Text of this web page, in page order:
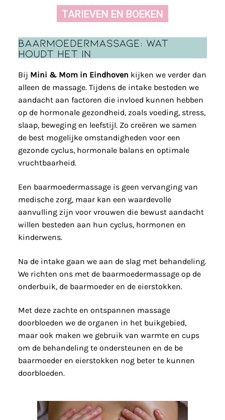
TARIEVEN EN BOEKEN
Baarmoedermassage: wat
houdt het in
Bij Mini & Mom in Eindhoven kijken we verder dan
alleen de massage. Tijdens de intake besteden we
aandacht aan factoren die invloed kunnen hebben
op de hormonale gezondheid, zoals voeding, stress,
slaap, beweging en leefstijl. Zo creëren we samen
de best mogelijke omstandigheden voor een
gezonde cyclus, hormonale balans en optimale
vruchtbaarheid.
Een baarmoedermassage is geen vervanging van
medische zorg, maar kan een waardevolle
aanvulling zijn voor vrouwen die bewust aandacht
willen besteden aan hun cyclus, hormonen en
kinderwens.
Na de intake gaan we aan de slag met behandeling.
We richten ons met de baarmoedermassage op de
onderbuik, de baarmoeder en de eierstokken.
Met deze zachte en ontspannen massage
doorbloeden we de organen in het buikgebied,
maar ook maken we gebruik van warmte en cups
om de behandeling te ondersteunen en de be
baarmoeder en eierstokken nog beter te kunnen
doorbloeden.